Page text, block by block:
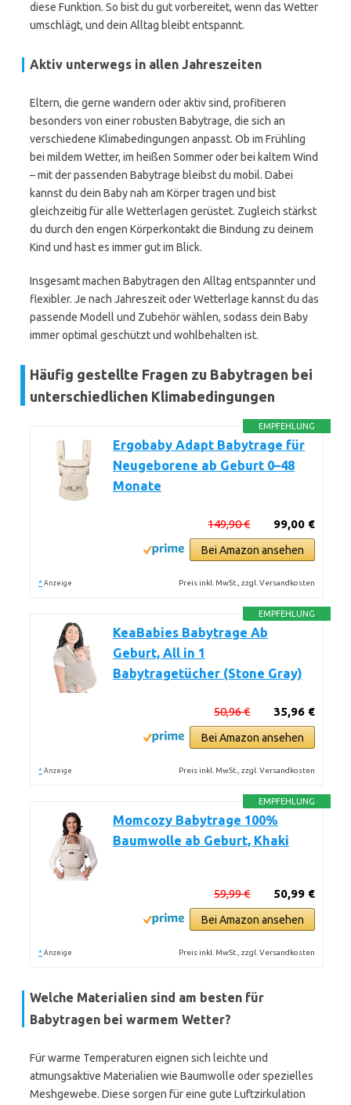
diese Funktion. So bist du gut vorbereitet, wenn das Wetter
umschlägt, und dein Alltag bleibt entspannt.
Aktiv unterwegs in allen Jahreszeiten
Eltern, die gerne wandern oder aktiv sind, profitieren
besonders von einer robusten Babytrage, die sich an
verschiedene Klimabedingungen anpasst. Ob im Frühling
bei mildem Wetter, im heißen Sommer oder bei kaltem Wind
– mit der passenden Babytrage bleibst du mobil. Dabei
kannst du dein Baby nah am Körper tragen und bist
gleichzeitig für alle Wetterlagen gerüstet. Zugleich stärkst
du durch den engen Körperkontakt die Bindung zu deinem
Kind und hast es immer gut im Blick.
Insgesamt machen Babytragen den Alltag entspannter und
flexibler. Je nach Jahreszeit oder Wetterlage kannst du das
passende Modell und Zubehör wählen, sodass dein Baby
immer optimal geschützt und wohlbehalten ist.
Häufig gestellte Fragen zu Babytragen bei
unterschiedlichen Klimabedingungen
EMPFEHLUNG
Ergobaby Adapt Babytrage für
Neugeborene ab Geburt 0–48
Monate
99,00 €
149,90 €
Bei Amazon ansehen
* Anzeige Preis inkl. MwSt., zzgl. Versandkosten
EMPFEHLUNG
KeaBabies Babytrage Ab
Geburt, All in 1
Babytragetücher (Stone Gray)
35,96 €
50,96 €
Bei Amazon ansehen
* Anzeige Preis inkl. MwSt., zzgl. Versandkosten
EMPFEHLUNG
Momcozy Babytrage 100%
Baumwolle ab Geburt, Khaki
50,99 €
59,99 €
Bei Amazon ansehen
* Anzeige Preis inkl. MwSt., zzgl. Versandkosten
Welche Materialien sind am besten für
Babytragen bei warmem Wetter?
Für warme Temperaturen eignen sich leichte und
atmungsaktive Materialien wie Baumwolle oder spezielles
Meshgewebe. Diese sorgen für eine gute Luftzirkulation